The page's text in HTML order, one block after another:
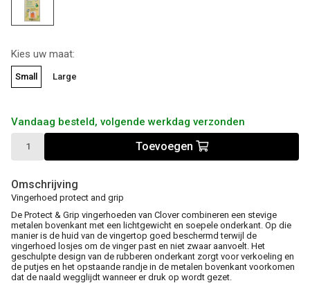
Kies uw maat:
Small Large
Vandaag besteld, volgende werkdag verzonden
Toevoegen
Omschrijving
Vingerhoed protect and grip
De Protect & Grip vingerhoeden van Clover combineren een stevige
metalen bovenkant met een lichtgewicht en soepele onderkant. Op die
manier is de huid van de vingertop goed beschermd terwijl de
vingerhoed losjes om de vinger past en niet zwaar aanvoelt. Het
geschulpte design van de rubberen onderkant zorgt voor verkoeling en
de putjes en het opstaande randje in de metalen bovenkant voorkomen
dat de naald wegglijdt wanneer er druk op wordt gezet.